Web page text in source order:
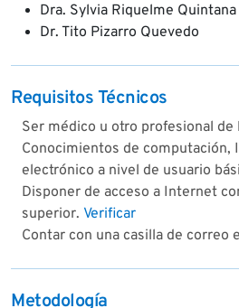
Dra. Sylvia Riquelme Quintana
Dr. Tito Pizarro Quevedo
Requisitos Técnicos
Ser médico u otro profesional de
Conocimientos de computación,
electrónico a nivel de usuario
Disponer de acceso a Internet
superior. Verificar
Contar con una casilla de correo
Metodología